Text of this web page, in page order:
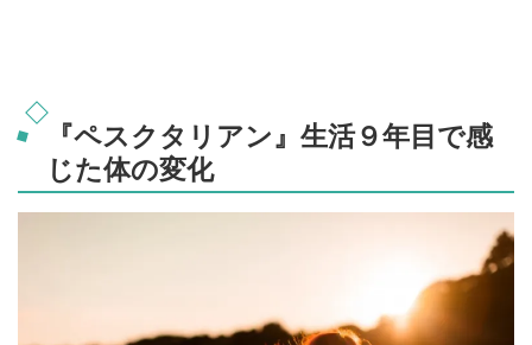
『ペスクタリアン』生活９年目で感
じた体の変化